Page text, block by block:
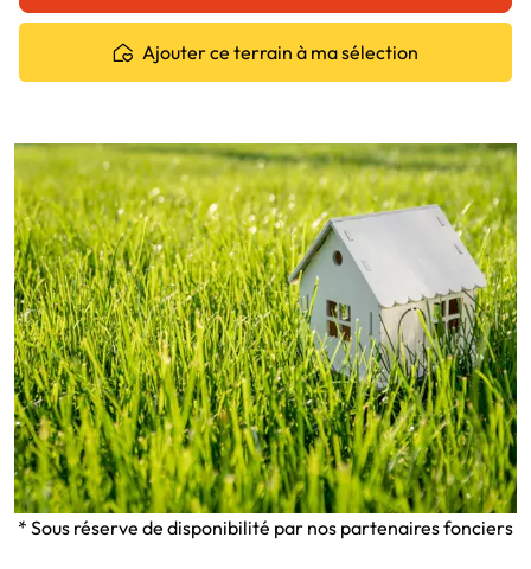
Ajouter ce terrain à ma sélection
* Sous réserve de disponibilité par nos partenaires fonciers